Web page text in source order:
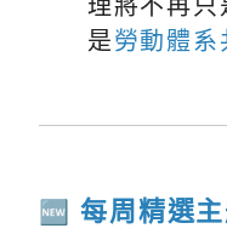
理將不再只
是勞動體系
🆕每周精選